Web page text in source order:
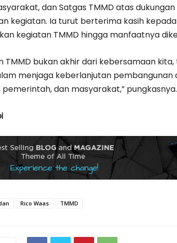
dan Satgas TMMD atas
kegiatan. Ia turut berterima kasih
kegiatan TMMD hingga manfaatnya
TMMD bukan akhir dari kebersamaan
menjaga keberlanjutan
pemerintah, dan masyarakat,” pungkasnya.
Rico Waas TMMD